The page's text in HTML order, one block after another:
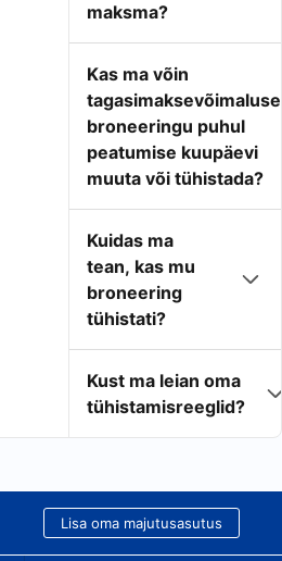
maksma?
Kas ma võin
broneeringu puhul
peatumise kuupäevi
muuta või tühistada?
Kuidas ma
tean, kas mu
broneering
tühistati?
Kust ma leian oma
tühistamisreeglid?
Lisa oma majutusasutus